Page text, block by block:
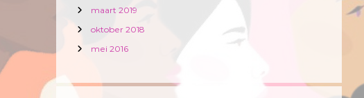
maart 2019
oktober 2018
mei 2016